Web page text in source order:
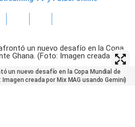
un nuevo desafío en la Copa Mundial de
Imagen creada por Mix MAG usando Gemini)